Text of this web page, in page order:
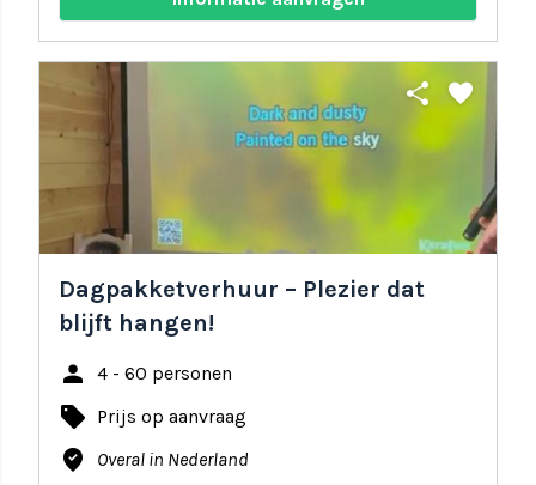
share favorite
Dagpakketverhuur – Plezier dat
blijft hangen!
person 4 - 60 personen
local_offer Prijs op aanvraag
where_to_vote Overal in Nederland